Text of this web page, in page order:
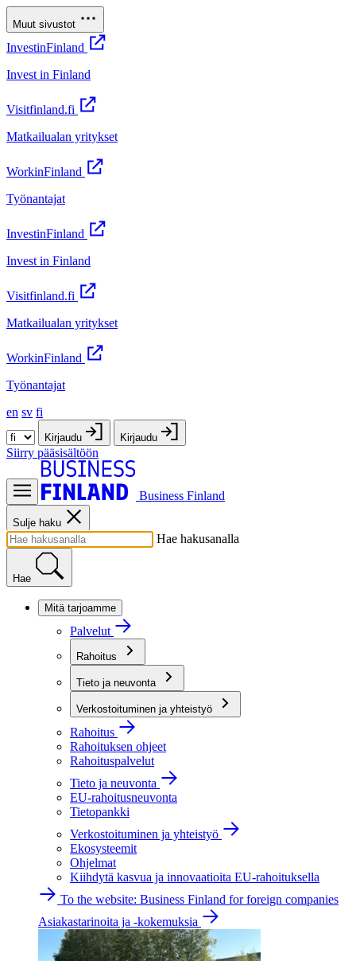
Muut sivustot
InvestinFinland
Invest in Finland
Visitfinland.fi
Matkailualan yritykset
WorkinFinland
Työnantajat
InvestinFinland
Invest in Finland
Visitfinland.fi
Matkailualan yritykset
WorkinFinland
Työnantajat
en sv fi
Kirjaudu Kirjaudu
Siirry pääsisältöön
Business Finland
Sulje haku
Hae hakusanalla
Hae
Mitä tarjoamme
Palvelut
Rahoitus
Tieto ja neuvonta
Verkostoituminen ja yhteistyö
Rahoitus
Rahoituksen ohjeet
Rahoituspalvelut
Tieto ja neuvonta
EU-rahoitusneuvonta
Tietopankki
Verkostoituminen ja yhteistyö
Ekosysteemit
Ohjelmat
Kiihdytä kasvua ja innovaatioita EU-rahoituksella
To the website: Business Finland for foreign companies
Asiakastarinoita ja -kokemuksia